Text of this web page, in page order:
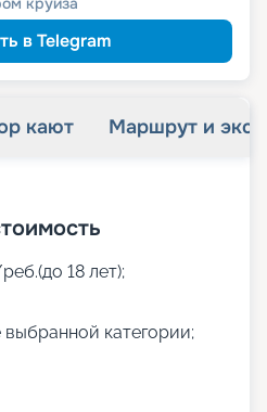
в Telegram
кают Маршрут и
18 лет);
категории;